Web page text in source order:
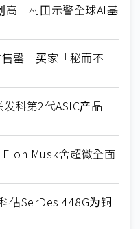
高 村田示警全球AI基
售罄 买家「秘而不
科第2代ASIC产品
Musk舍超微全面
估SerDes 448G为铜